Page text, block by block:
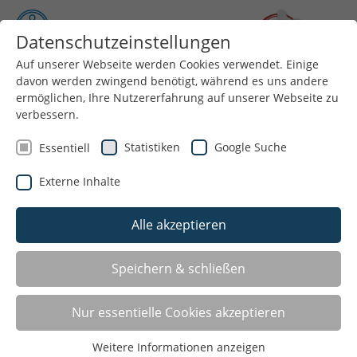
Menü
Weltkindertag
„Aktiv & bewegt für Kinderrechte“
Datenschutzeinstellungen
Auf unserer Webseite werden Cookies verwendet. Einige
davon werden zwingend benötigt, während es uns andere
ermöglichen, Ihre Nutzererfahrung auf unserer Webseite zu
verbessern.
Essentiell Statistiken Google Suche
Externe Inhalte
Alle akzeptieren
Speichern & schließen
Nur essentielle Cookies akzeptieren
Weitere Informationen anzeigen